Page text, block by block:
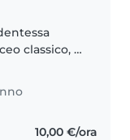
classico, e
progetti
lavoro),..
10,00 €/ora